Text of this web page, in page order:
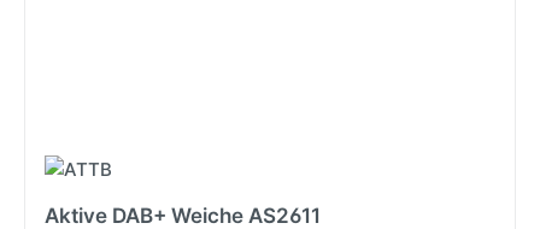
Aktive DAB+ Weiche AS2611